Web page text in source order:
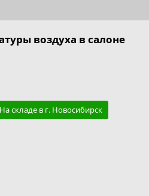
воздуха в салоне
На складе в г. Новосибирск